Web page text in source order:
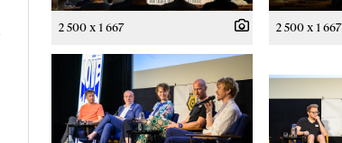
2 500 x 1 667 2 500 x 1 667